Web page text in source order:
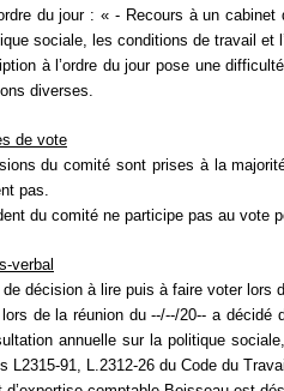
du jour : « - Recours à un
sociale, les conditions de travail et
à l’ordre du jour pose une
diverses.
de vote
du comité sont prises à la
pas.
du comité ne participe pas au vote
verbal
décision à lire puis à faire voter lors
de la réunion du --/--/20-- a
annuelle sur la politique
L2315-91, L.2312-26 du Code du